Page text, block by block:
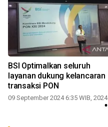
BSI Optimalkan seluruh
layanan dukung kelancaran
transaksi PON
09 September 2024 6:35 WIB, 2024